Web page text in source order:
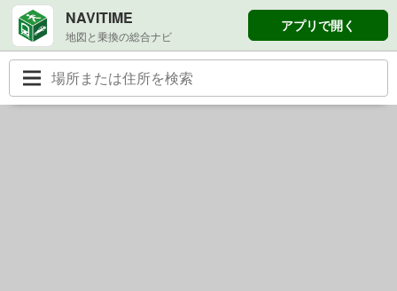
NAVITIME
地図と乗換の総合ナビ
アプリで開く